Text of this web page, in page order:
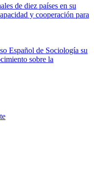
de diez países en su
y cooperación para
Español de Sociología su
sobre la